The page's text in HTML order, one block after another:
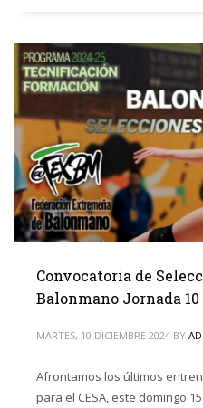
Convocatoria de
Balonmano Jornada 10
MARTES, 10 DICIEMBRE 2024 BY
Afrontamos los últimos
para el CESA, este domingo